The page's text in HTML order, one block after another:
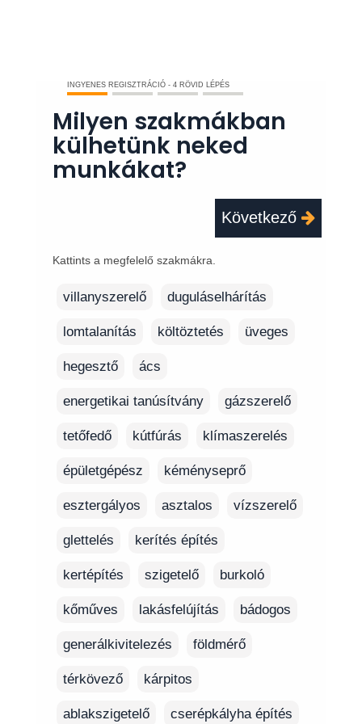
INGYENES REGISZTRÁCIÓ - 4 RÖVID LÉPÉS
Milyen szakmákban
külhetünk neked
munkákat?
Következő
Kattints a megfelelő szakmákra.
villanyszerelő duguláselhárítás
lomtalanítás költöztetés üveges
hegesztő ács
energetikai tanúsítvány gázszerelő
tetőfedő kútfúrás klímaszerelés
épületgépész kéményseprő
esztergályos asztalos vízszerelő
glettelés kerítés építés
kertépítés szigetelő burkoló
kőműves lakásfelújítás bádogos
generálkivitelezés földmérő
térkövező kárpitos
ablakszigetelő cserépkályha építés